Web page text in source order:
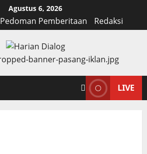
Agustus 6, 2026
Pedoman Pemberitaan Redaksi
LIVE